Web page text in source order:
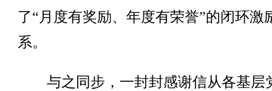
了“月度有奖励、年度有荣誉”的闭环激
系。
与之同步，一封封感谢信从各基层